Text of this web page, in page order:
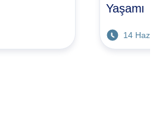
Yaşamı
14